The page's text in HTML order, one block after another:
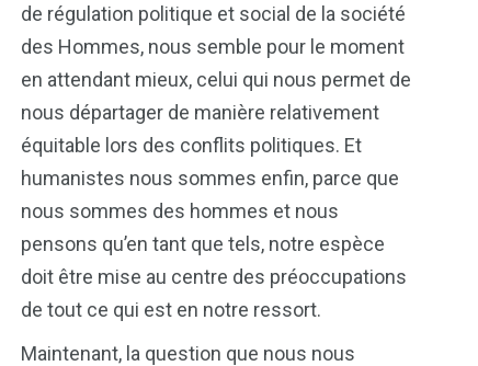
de régulation politique et social de la société
des Hommes, nous semble pour le moment
en attendant mieux, celui qui nous permet de
nous départager de manière relativement
équitable lors des conflits politiques. Et
humanistes nous sommes enfin, parce que
nous sommes des hommes et nous
pensons qu’en tant que tels, notre espèce
doit être mise au centre des préoccupations
de tout ce qui est en notre ressort.
Maintenant, la question que nous nous